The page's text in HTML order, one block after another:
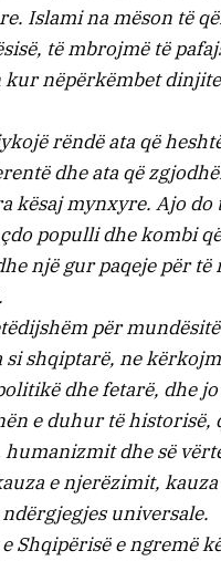
Islami na mëson të
të mbrojmë të
kur nëpërkëmbet
rëndë ata që
dhe ata që
kësaj mynxyre. Ajo do
populli dhe kombi
një gur paqeje për të
për
shqiptarë, ne
dhe fetarë, dhe
e duhur të historisë,
humanizmit dhe së
e njerëzimit, kauza
universale.
Shqipërisë e ngremë